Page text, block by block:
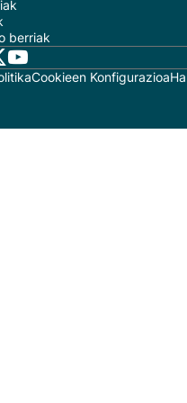
berriak
Cookieen Konfigurazioa